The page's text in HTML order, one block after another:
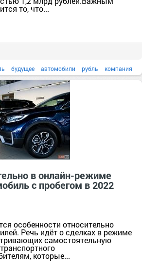
то, что...
будущее автомобили рубль компания
в онлайн-режиме
с пробегом в 2022
особенности относительно
Речь идёт о сделках в режиме
самостоятельную
которые...